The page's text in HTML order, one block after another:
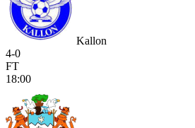
Kallon
4-0
FT
18:00